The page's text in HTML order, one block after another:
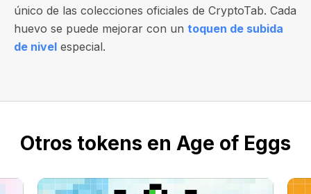
único de las colecciones oficiales de CryptoTab. Cada
huevo se puede mejorar con un toquen de subida
de nivel especial.
Otros tokens en Age of Eggs